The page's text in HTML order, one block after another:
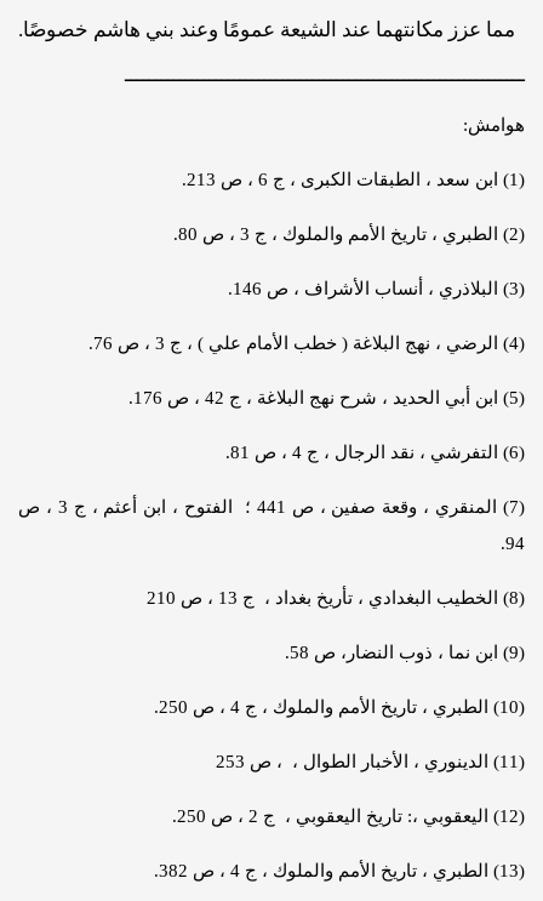
مما عزز مكانتهما عند الشيعة عمومًا وعند بني هاشم خصوصًا.
ــــــــــــــــــــــــــــــــــــــــــــــــــــــــــــــــــ
هوامش:
(1) ابن سعد ، الطبقات الكبرى ، ج 6 ، ص 213.
(2) الطبري ، تاريخ الأمم والملوك ، ج 3 ، ص 80.
(3) البلاذري ، أنساب الأشراف ، ص 146.
(4) الرضي ، نهج البلاغة ( خطب الأمام علي ) ، ج 3 ، ص 76.
(5) ابن أبي الحديد ، شرح نهج البلاغة ، ج 42 ، ص 176.
(6) التفرشي ، نقد الرجال ، ج 4 ، ص 81.
(7) المنقري ، وقعة صفين ، ص 441 ؛ الفتوح ، ابن أعثم ، ج 3 ، ص
94.
(8) الخطيب البغدادي ، تأريخ بغداد ، ج 13 ، ص 210
(9) ابن نما ، ذوب النضار، ص 58.
(10) الطبري ، تاريخ الأمم والملوك ، ج 4 ، ص 250.
(11) الدينوري ، الأخبار الطوال ، ، ص 253
(12) اليعقوبي ،: تاريخ اليعقوبي ، ج 2 ، ص 250.
(13) الطبري ، تاريخ الأمم والملوك ، ج 4 ، ص 382.